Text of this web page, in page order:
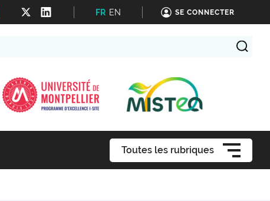
FR EN SE CONNECTER
Toutes les rubriques